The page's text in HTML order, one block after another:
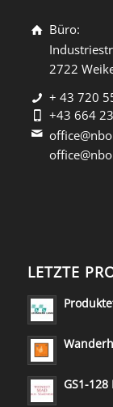
Büro:
2722
+ 43 720
+43 664
LETZTE
GS1-